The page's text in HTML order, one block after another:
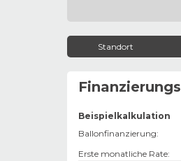
Standort
Beispielkalkulation
Ballonfinanzierung:
Erste monatliche Rate: